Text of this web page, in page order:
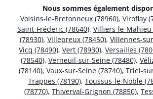
Nous sommes également
Voisins-le-Bretonneux (78960), Viroflay
Saint-Fréderic (78640), Villiers-le-Mahieu
(78930), Villepreux (78450), Villennes-
Vicq (78490), Vert (78930), Versailles
(78540), Verneuil-sur-Seine (78480),
(78140), Vaux-sur-Seine (78740), Triel-
Trappes (78190), Toussus-le-Noble
(78770), Thiverval-Grignon (78850),